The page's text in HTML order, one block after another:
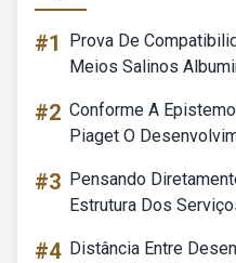
#1
Prova De
Meios Salinos
#2 Conforme A
Piaget O
#3 Pensando
Estrutura Dos
#4 Distância Entre